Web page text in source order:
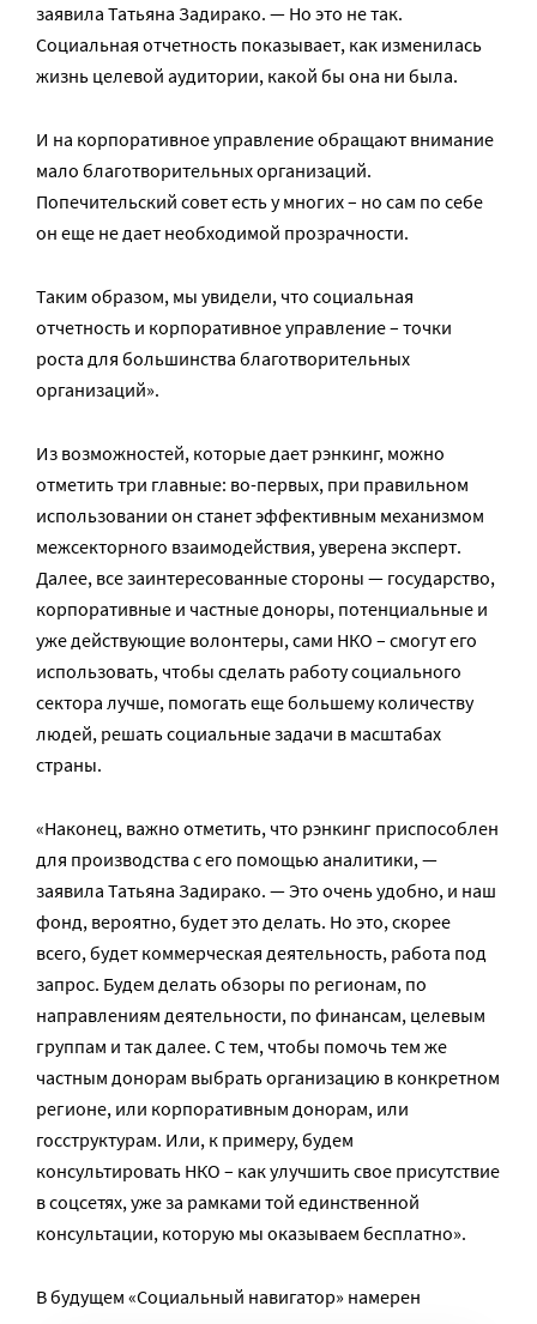
заявила Татьяна Задирако. — Но это не так.
Социальная отчетность показывает, как изменилась
жизнь целевой аудитории, какой бы она ни была.
И на корпоративное управление обращают внимание
мало благотворительных организаций.
Попечительский совет есть у многих – но сам по себе
он еще не дает необходимой прозрачности.
Таким образом, мы увидели, что социальная
отчетность и корпоративное управление – точки
роста для большинства благотворительных
организаций».
Из возможностей, которые дает рэнкинг, можно
отметить три главные: во-первых, при правильном
использовании он станет эффективным механизмом
межсекторного взаимодействия, уверена эксперт.
Далее, все заинтересованные стороны — государство,
корпоративные и частные доноры, потенциальные и
уже действующие волонтеры, сами НКО – смогут его
использовать, чтобы сделать работу социального
сектора лучше, помогать еще большему количеству
людей, решать социальные задачи в масштабах
страны.
«Наконец, важно отметить, что рэнкинг приспособлен
для производства с его помощью аналитики, —
заявила Татьяна Задирако. — Это очень удобно, и наш
фонд, вероятно, будет это делать. Но это, скорее
всего, будет коммерческая деятельность, работа под
запрос. Будем делать обзоры по регионам, по
направлениям деятельности, по финансам, целевым
группам и так далее. С тем, чтобы помочь тем же
частным донорам выбрать организацию в конкретном
регионе, или корпоративным донорам, или
госструктурам. Или, к примеру, будем
консультировать НКО – как улучшить свое присутствие
в соцсетях, уже за рамками той единственной
консультации, которую мы оказываем бесплатно».
В будущем «Социальный навигатор» намерен